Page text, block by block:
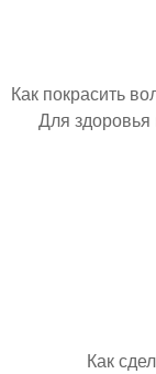
Как покрасить
Для
Как